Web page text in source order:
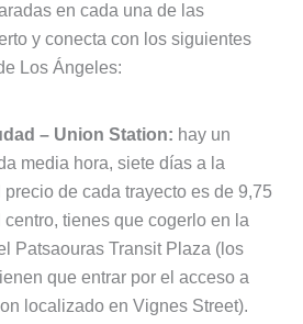
en cada una de las
y conecta con los siguientes
Los Ángeles:
– Union Station: hay un
media hora, siete días a la
de cada trayecto es de 9,75
centro, tienes que cogerlo en la
Patsaouras Transit Plaza (los
que entrar por el acceso a
localizado en Vignes Street).